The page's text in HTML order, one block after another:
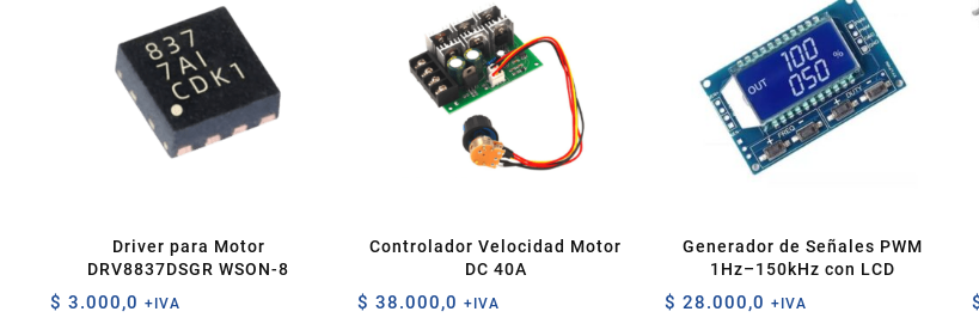
Driver para Motor
DRV8837DSGR WSON-8
$ 3.000,0 +IVA
Controlador Velocidad Motor
DC 40A
$ 38.000,0 +IVA
Generador de Señales PWM
1Hz–150kHz con LCD
$ 28.000,0 +IVA